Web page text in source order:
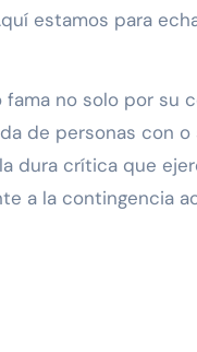
estamos para
fama no solo por su
de personas con o
dura crítica que
a la contingencia